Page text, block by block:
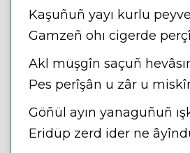
Kaşuñuñ yayı kurlu
Gamzeñ ohı cigerde
Akl müşgîn saçuñ
Pes perîşân u zâr u
Göñül ayın yanaguñuñ
Eridüp zerd ider ne